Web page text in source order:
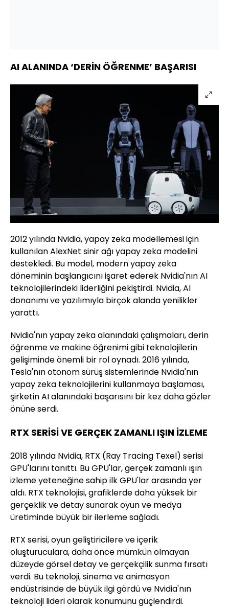
AI ALANINDA ‘DERİN ÖĞRENME’ BAŞARISI
2012 yılında Nvidia, yapay zeka modellemesi için
kullanılan AlexNet sinir ağı yapay zeka modelini
destekledi. Bu model, modern yapay zeka
döneminin başlangıcını işaret ederek Nvidia'nın AI
teknolojilerindeki liderliğini pekiştirdi. Nvidia, AI
donanımı ve yazılımıyla birçok alanda yenilikler
yarattı.
Nvidia'nın yapay zeka alanındaki çalışmaları, derin
öğrenme ve makine öğrenimi gibi teknolojilerin
gelişiminde önemli bir rol oynadı. 2016 yılında,
Tesla'nın otonom sürüş sistemlerinde Nvidia'nın
yapay zeka teknolojilerini kullanmaya başlaması,
şirketin AI alanındaki başarısını bir kez daha gözler
önüne serdi.
RTX SERİSİ VE GERÇEK ZAMANLI IŞIN İZLEME
2018 yılında Nvidia, RTX (Ray Tracing Texel) serisi
GPU'larını tanıttı. Bu GPU'lar, gerçek zamanlı ışın
izleme yeteneğine sahip ilk GPU'lar arasında yer
aldı. RTX teknolojisi, grafiklerde daha yüksek bir
gerçeklik ve detay sunarak oyun ve medya
üretiminde büyük bir ilerleme sağladı.
RTX serisi, oyun geliştiricilere ve içerik
oluşturuculara, daha önce mümkün olmayan
düzeyde görsel detay ve gerçekçilik sunma fırsatı
verdi. Bu teknoloji, sinema ve animasyon
endüstrisinde de büyük ilgi gördü ve Nvidia'nın
teknoloji lideri olarak konumunu güçlendirdi.